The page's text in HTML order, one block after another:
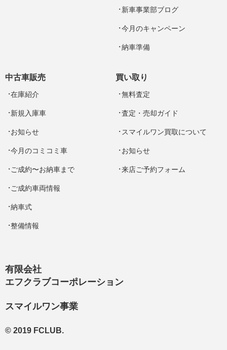
有限会社
エフクラブコーポレーション
スマイルワン事業
新車事業部ブログ
今月のキャンペーン
納車準備
中古車販売
在庫紹介
新規入庫車
お知らせ
今月のコミコミ車
ご成約〜お納車まで
ご成約車両情報
納車式
整備情報
買い取り
無料査定
査定・売却ガイド
スマイルワン買取について
お知らせ
来店ご予約フォーム
© 2019 FCLUB.